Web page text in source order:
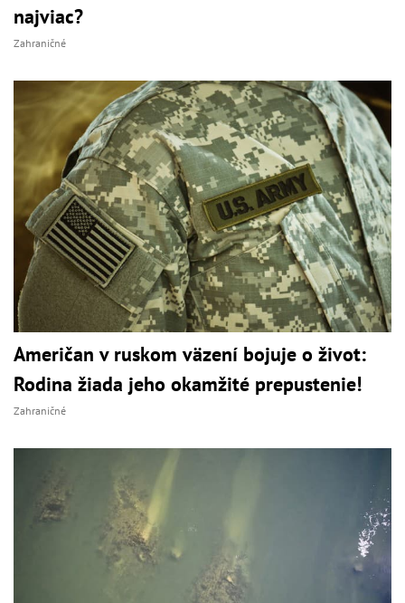
najviac?
Zahraničné
Američan v ruskom väzení bojuje o život:
Rodina žiada jeho okamžité prepustenie!
Zahraničné